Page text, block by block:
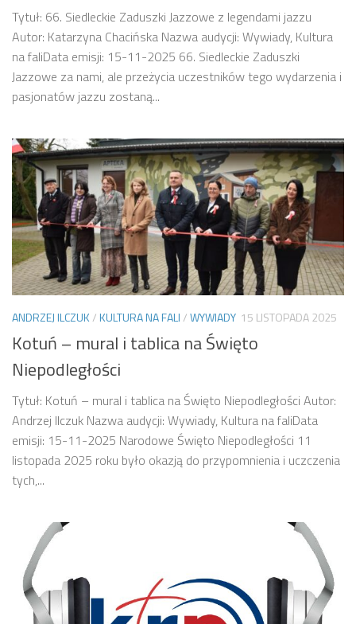
Tytuł: 66. Siedleckie Zaduszki Jazzowe z legendami jazzu
Autor: Katarzyna Chacińska Nazwa audycji: Wywiady, Kultura
na faliData emisji: 15-11-2025 66. Siedleckie Zaduszki
Jazzowe za nami, ale przeżycia uczestników tego wydarzenia i
pasjonatów jazzu zostaną...
ANDRZEJ ILCZUK/KULTURA NA FALI/WYWIADY 15 LISTOPADA 2025
Kotuń – mural i tablica na Święto
Niepodległości
Tytuł: Kotuń – mural i tablica na Święto Niepodległości Autor:
Andrzej Ilczuk Nazwa audycji: Wywiady, Kultura na faliData
emisji: 15-11-2025 Narodowe Święto Niepodległości 11
listopada 2025 roku było okazją do przypomnienia i uczczenia
tych,...